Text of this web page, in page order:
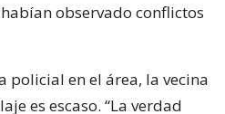
observado conflictos
policial en el área, la vecina
es escaso. “La verdad